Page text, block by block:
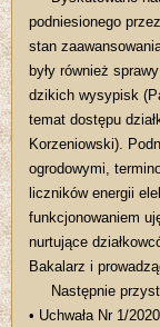
podniesionego
stan
były również
dzikich wysypisk
temat dostępu
Korzeniowski).
ogrodowymi,
liczników energii
funkcjonowaniem
nurtujące
Bakalarz i
Następnie
• Uchwała Nr 1/